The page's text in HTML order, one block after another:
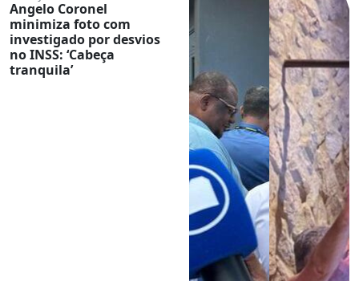
Angelo Coronel
minimiza foto com
investigado por desvios
no INSS: ‘Cabeça
tranquila’